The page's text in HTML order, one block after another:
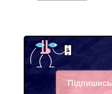
Telegram